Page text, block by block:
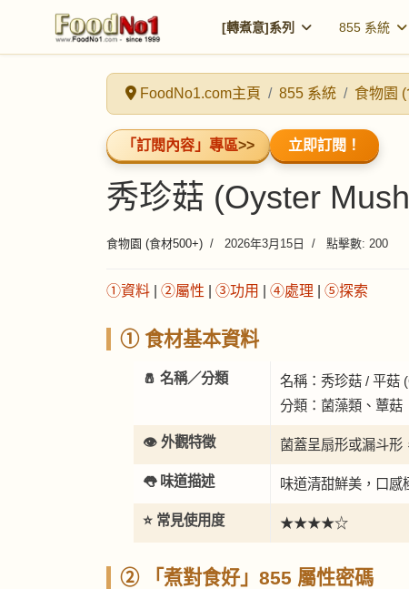
[轉煮意]系列 855 系統
FoodNo1.com主頁 855 系統 食物園
「訂閱內容」專區>> 立即訂閱！
秀珍菇 (Oyster
食物園 (食材500+) 2026年3月15日 點擊數: 200
①資料 ②屬性 ③功用 ④處理 ⑤探索
① 食材基本資料
🧂 名稱／分類
名稱：秀珍菇 / 平菇
分類：菌藻類、蕈菇
👁️ 外觀特徵 菌蓋呈扇形或漏斗形
👅 味道描述 味道清甜鮮美，口感
⭐ 常見使用度 ★★★★☆
② 「煮對食好」855 屬性密碼